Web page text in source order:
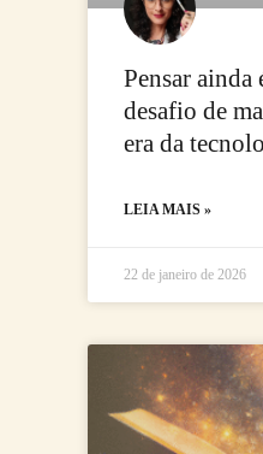
Pensar ainda
desafio de
era da
LEIA MAIS »
22 de janeiro de 2026